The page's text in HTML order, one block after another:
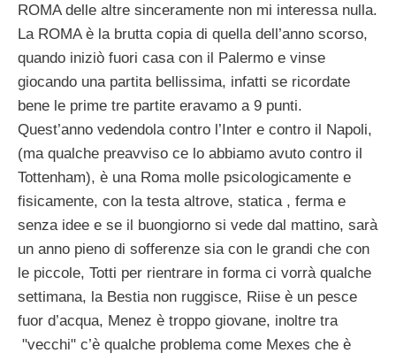
ROMA delle altre sinceramente non mi interessa nulla.
La ROMA è la brutta copia di quella dell’anno scorso,
quando iniziò fuori casa con il Palermo e vinse
giocando una partita bellissima, infatti se ricordate
bene le prime tre partite eravamo a 9 punti.
Quest’anno vedendola contro l’Inter e contro il Napoli,
(ma qualche preavviso ce lo abbiamo avuto contro il
Tottenham), è una Roma molle psicologicamente e
fisicamente, con la testa altrove, statica , ferma e
senza idee e se il buongiorno si vede dal mattino, sarà
un anno pieno di sofferenze sia con le grandi che con
le piccole, Totti per rientrare in forma ci vorrà qualche
settimana, la Bestia non ruggisce, Riise è un pesce
fuor d’acqua, Menez è troppo giovane, inoltre tra
"vecchi" c’è qualche problema come Mexes che è